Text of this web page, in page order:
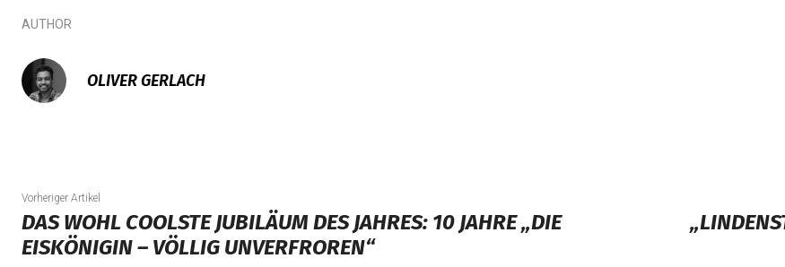
AUTHOR
OLIVER GERLACH
Vorheriger Artikel
DAS WOHL COOLSTE JUBILÄUM DES JAHRES: 10 JAHRE „DIE
EISKÖNIGIN – VÖLLIG UNVERFROREN“